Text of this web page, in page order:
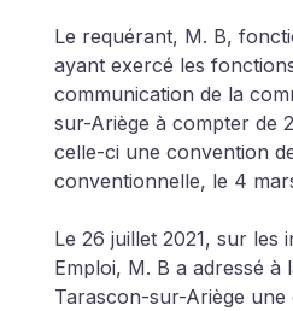
Le requérant, M. B,
ayant exercé les
communication de la
sur-Ariège à compter de
celle-ci une convention
conventionnelle, le 4
Le 26 juillet 2021, sur les
Emploi, M. B a adressé à
Tarascon-sur-Ariège une